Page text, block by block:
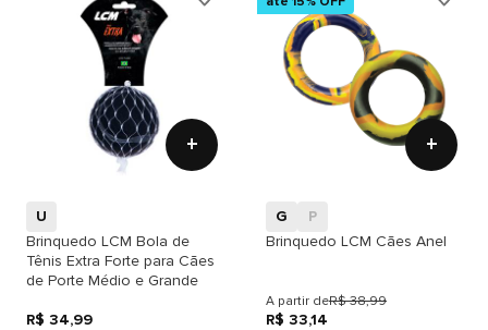
+
U
Brinquedo LCM Bola de
Tênis Extra Forte para Cães
de Porte Médio e Grande
R$ 34,99
+
G
P
Brinquedo LCM Cães Anel
A partir deR$ 38,99
R$ 33,14